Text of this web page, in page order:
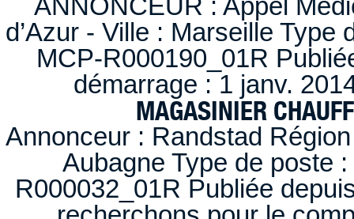
ANNONCEUR : Appel
d’Azur - Ville : Marseille
MCP-R000190_01R
démarrage : 1 janv.
MAGASINIER
Annonceur : Randstad
Aubagne Type de poste
R000032_01R Publiée